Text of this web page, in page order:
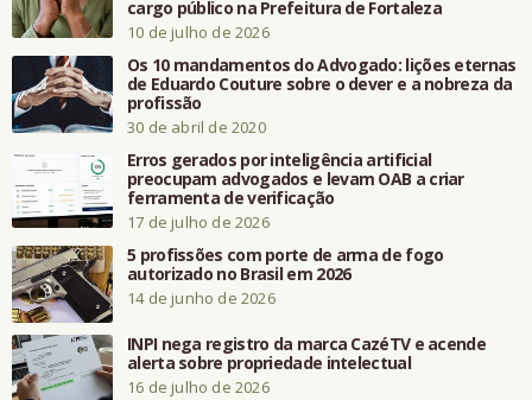
cargo público na Prefeitura de Fortaleza
10 de julho de 2026
Os 10 mandamentos do Advogado: lições eternas
de Eduardo Couture sobre o dever e a nobreza da
profissão
30 de abril de 2020
Erros gerados por inteligência artificial
preocupam advogados e levam OAB a criar
ferramenta de verificação
17 de julho de 2026
5 profissões com porte de arma de fogo
autorizado no Brasil em 2026
14 de junho de 2026
INPI nega registro da marca CazéTV e acende
alerta sobre propriedade intelectual
16 de julho de 2026